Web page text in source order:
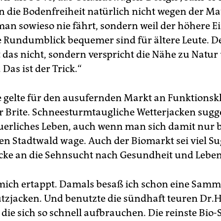
die Bodenfreiheit natürlich nicht wegen der
sowieso nie fährt, sondern weil der höhere
Rundumblick bequemer sind für ältere Leute.
nicht, sondern verspricht die Nähe zu
ist der Trick.“
gelte für den ausufernden Markt an
Brite. Schneesturmtaugliche Wetterjacken
Leben, auch wenn man sich damit nur
Stadtwald wage. Auch der Biomarkt sei viel
an die Sehnsucht nach Gesundheit und
ertappt. Damals besaß ich schon eine
Und benutzte die sündhaft teuren
sich so schnell aufbrauchen. Die reinste Bio-